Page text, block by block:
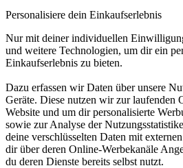
Personalisiere dein Einkaufserlebnis
Nur mit deiner individuellen
und weitere Technologien, um dir ein
Einkaufserlebnis zu bieten.
Dazu erfassen wir Daten über unsere
Geräte. Diese nutzen wir zur laufenden
Website und um dir personalisierte
sowie zur Analyse der
deine verschlüsselten Daten mit
dir über deren Online-Werbekanäle
du deren Dienste bereits selbst nutzt.